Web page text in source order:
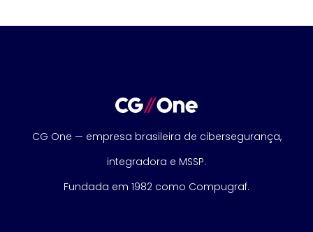
CG One — empresa brasileira de cibersegurança,
integradora e MSSP.
Fundada em 1982 como Compugraf.